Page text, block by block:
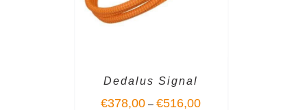
Dedalus Signal
€378,00 –€516,00